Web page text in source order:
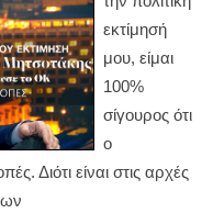
εκτίμησή
μου, είμαι
100%
σίγουρος ότι
ο
Διότι είναι στις αρχές